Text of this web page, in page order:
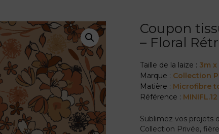
Coupon
– Floral
Taille de la laize : 3m x
Marque : Collection
Matière : Microfibre
Référence : MINIFL.12
Sublimez vos projets
Collection Privée,